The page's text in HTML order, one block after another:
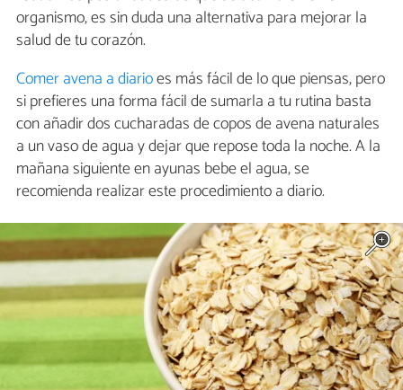
organismo, es sin duda una alternativa para mejorar la
salud de tu corazón.
Comer avena a diarioes más fácil de lo que piensas, pero
si prefieres una forma fácil de sumarla a tu rutina basta
con añadir dos cucharadas de copos de avena naturales
a un vaso de agua y dejar que repose toda la noche. A la
mañana siguiente en ayunas bebe el agua, se
recomienda realizar este procedimiento a diario.